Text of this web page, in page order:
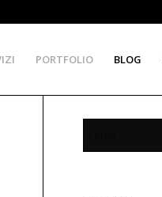
PORTFOLIO BLOG